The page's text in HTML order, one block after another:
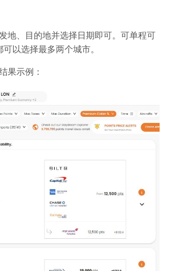
地、目的地并选择日期即可。可单程可
以选择最多两个城市。
果示例：